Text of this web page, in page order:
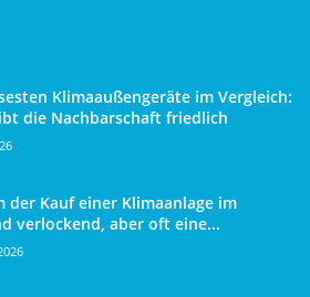
Klimaaußengeräte im Vergleich:
die Nachbarschaft friedlich
der Kauf einer Klimaanlage im
verlockend, aber oft eine...